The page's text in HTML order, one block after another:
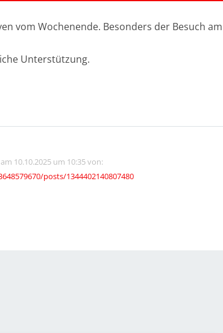
vom Wochenende. Besonders der Besuch
Unterstützung.
10.10.2025 um 10:35 von:
posts/1344402140807480